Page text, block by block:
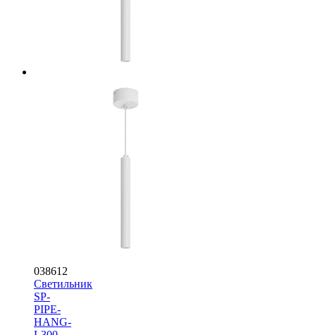
038612
Светильник
SP-
PIPE-
HANG-